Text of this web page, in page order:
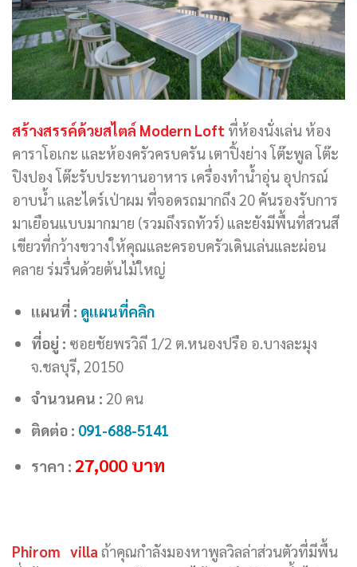
สร้างสรรค์ด้วยสไตล์ Modern Loft ที่ห้องนั่งเล่น ห้อง
คาราโอเกะ และห้องครัวครบครัน เตาปิ้งย่าง โต๊ะพูล โต๊ะ
ปิงปอง โต๊ะรับประทานอาหาร เครื่องทำน้ำอุ่น อุปกรณ์
อาบน้ำ และไดร์เป่าผม ที่จอดรถมากถึง 20 คันรองรับการ
มาเยือนแบบมากมาย (รวมถึงรถทัวร์) และยังมีพื้นที่สวนสี
เขียวที่กว้างขวางให้คุณและครอบครัวเดินเล่นและผ่อน
คลาย ร่มรื่นด้วยต้นไม้ใหญ่
แผนที่ : ดูแผนที่คลิก
ที่อยู่ : ซอยชัยพรวิถี 1/2 ต.หนองปรือ อ.บางละมุง
จ.ชลบุรี, 20150
จำนวนคน : 20 คน
ติดต่อ : 091-688-5141
ราคา : 27,000 บาท
Phirom villa ถ้าคุณกำลังมองหาพูลวิลล่าส่วนตัวที่มีพื้น